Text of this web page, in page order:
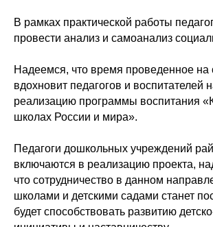
В рамках практической работы
провести анализ и самоанализ
Надеемся, что время проведенное на
вдохновит педагогов и воспитателей
реализацию программы воспитания
школах России и мира».
Педагоги дошкольных учреждений
включаются в реализацию проекта,
что сотрудничество в данном
школами и детскими садами станет
будет способствовать развитию